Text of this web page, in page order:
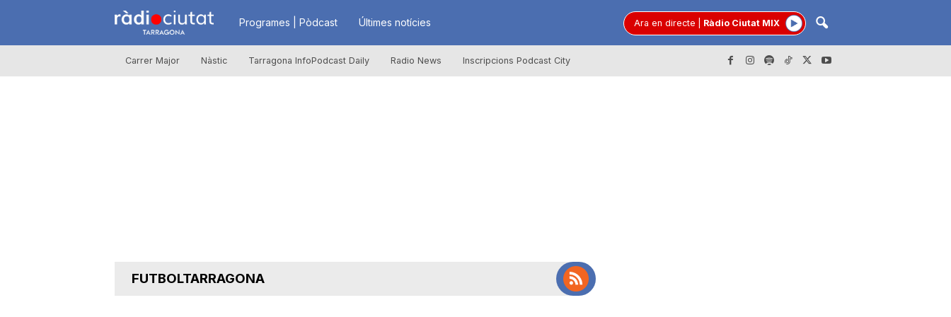
R
à
Programes | Pòdcast Últimes notícies Ara en directe Ràdio Ciutat MIX
Carrer Major Nàstic Tarragona InfoPodcast Daily Radio News Inscripcions Podcast City
FUTBOLTARRAGONA